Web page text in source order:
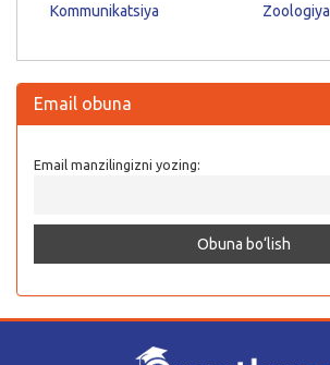
Kommunikatsiya
Zoologiya
Email obuna
Email manzilingizni yozing: